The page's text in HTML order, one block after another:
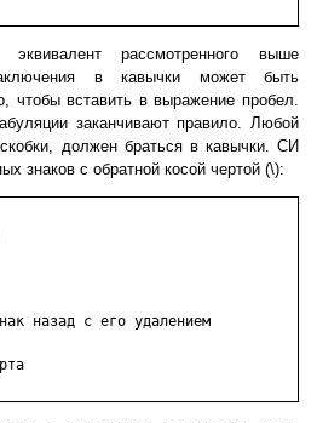
рассмотренного выше
в кавычки может быть
чтобы вставить в выражение пробел.
заканчивают правило. Любой
должен браться в кавычки. СИ
знаков с обратной косой чертой (\):
назад с его удалением